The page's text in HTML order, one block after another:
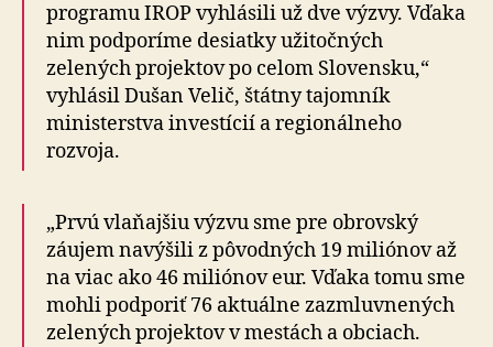
programu IROP vyhlásili už dve výzvy. Vďaka
nim podporíme desiatky užitočných
zelených projektov po celom Slovensku,“
vyhlásil Dušan Velič, štátny tajomník
ministerstva investícií a regionálneho
rozvoja.
„Prvú vlaňajšiu výzvu sme pre obrovský
záujem navýšili z pôvodných 19 miliónov až
na viac ako 46 miliónov eur. Vďaka tomu sme
mohli podporiť 76 aktuálne zazmluvnených
zelených projektov v mestách a obciach.